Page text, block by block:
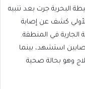
البحرية جرت بعد تنبيه
كشف عن إصابة
في المنطقة.
استشهد، بينما
وهو بحالة صحية